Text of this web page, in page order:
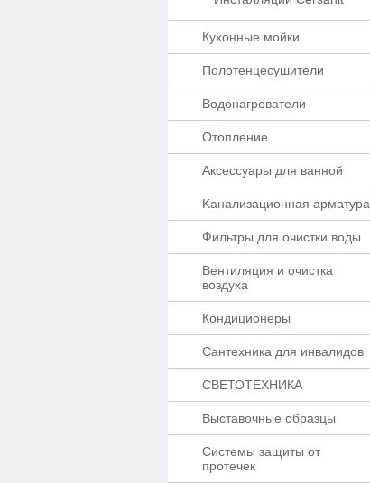
Кухонные мойки
Полотенцесушители
Водонагреватели
Отопление
Аксессуары для ванной
Kaнaлизaционнaя apматypa
Фильтры для очистки воды
Вентиляция и очистка
воздуха
Кондиционеры
Сантехника для инвалидов
СВЕТОТЕХНИКА
Выставочные образцы
Системы защиты от
протечек